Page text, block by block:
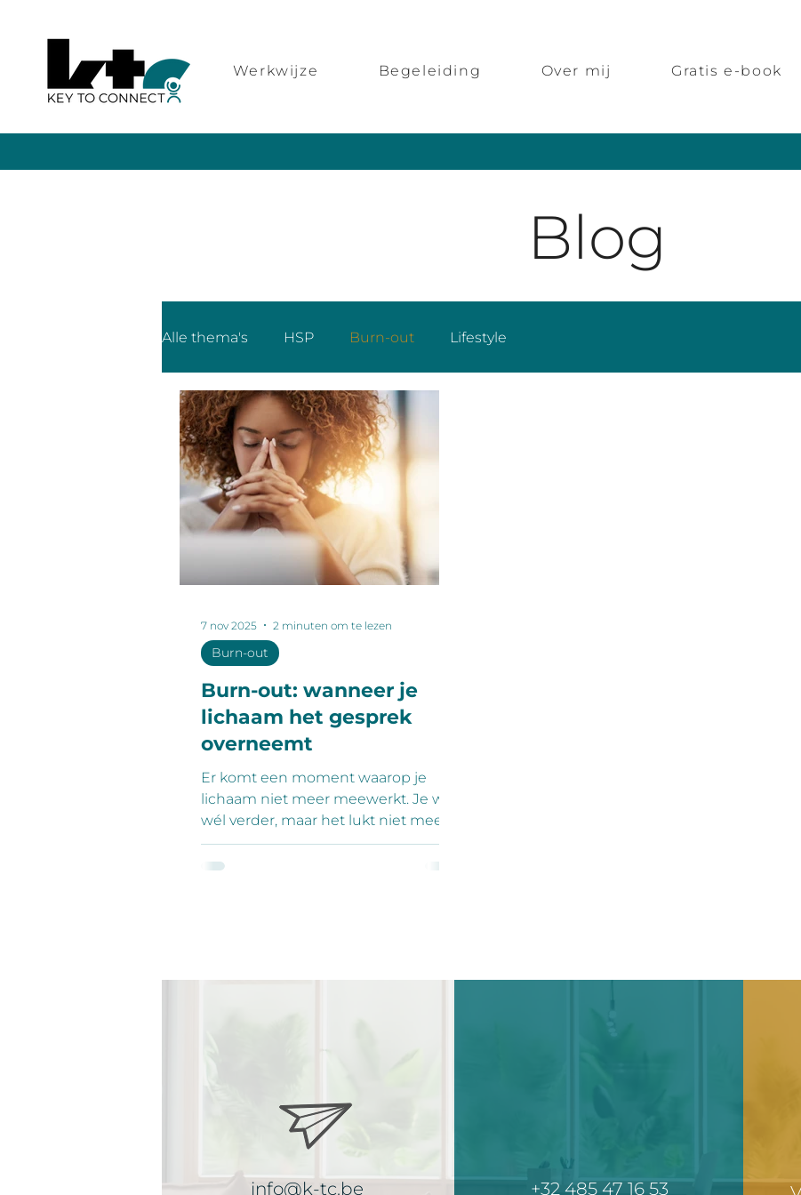
Werkwijze Begeleiding Over mij Gratis e-book
Blog
Alle thema's HSP Burn-out Lifestyle
Burn-out: wanneer je
lichaam het gesprek
overneemt
Er komt een moment waarop je
lichaam niet meer meewerkt. Je wil
wél verder, maar het lukt niet meer.
De concentratie is weg, het hoofd
voelt vol, de kleinste vraag lijkt te
mensen denken dat burn-out voo
Burn-out
7 nov 2025 2 minuten om te lezen
info@k-tc.be +32 485 47 16 53